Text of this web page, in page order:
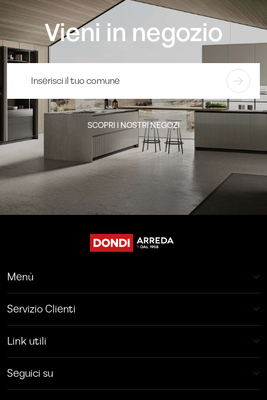
Vieni in negozio
SCOPRI I NOSTRI NEGOZI
Menù
Servizio Clienti
Link utili
Seguici su